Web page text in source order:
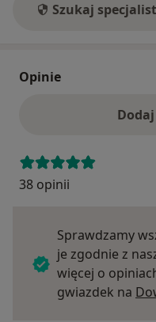
Szukaj
Opinie
38 opinii
Sprawdzamy
je zgodnie z
więcej o
gwiazdek na